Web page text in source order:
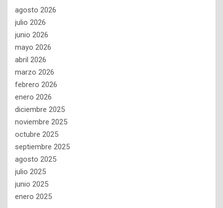
agosto 2026
julio 2026
junio 2026
mayo 2026
abril 2026
marzo 2026
febrero 2026
enero 2026
diciembre 2025
noviembre 2025
octubre 2025
septiembre 2025
agosto 2025
julio 2025
junio 2025
enero 2025